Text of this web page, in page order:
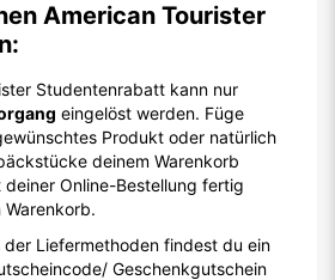
American Tourister
Studentenrabatt kann nur
eingelöst werden. Füge
Produkt oder natürlich
deinem Warenkorb
deiner Online-Bestellung fertig
der Liefermethoden findest du ein
Geschenkgutschein